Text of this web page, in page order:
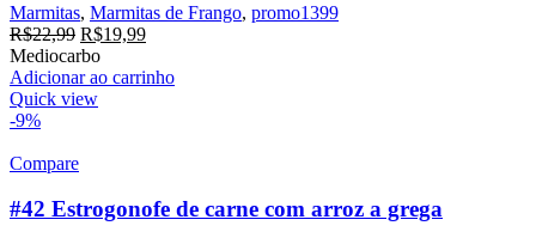
Marmitas, Marmitas de Frango, promo1399
R$22,99 O
preço
original
era:
R$19,99O
atual
Mediocarbo
Adicionar ao carrinho
Quick view
-9%
Compare
#42 Estrogonofe de carne com arroz a grega